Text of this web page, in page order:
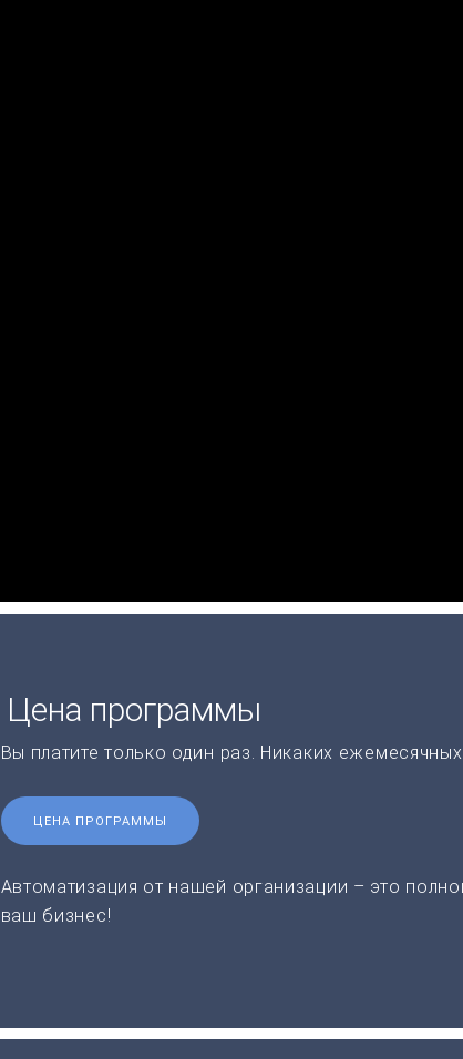
Цена программы
Вы платите только один раз. Никаких
ЦЕНА ПРОГРАММЫ
Автоматизация от нашей организации – это
ваш бизнес!